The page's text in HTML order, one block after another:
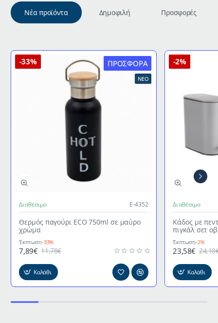
Νέα προϊόντα Δημοφιλή Προσφορές
ΠΡΟΣΦΟΡΆ
ΝΈΟ
-33%
Διαθέσιμο Ε-4352
Θερμός παγούρι ECO 750ml σε μαύρο
χρώμα
Έκπτωση-33%
7,89€ 11,78€
Καλάθι
-2%
Διαθέσιμο
Κάδος με
πιγκάλ σετ
Έκπτωση-2%
23,58€
Καλάθι